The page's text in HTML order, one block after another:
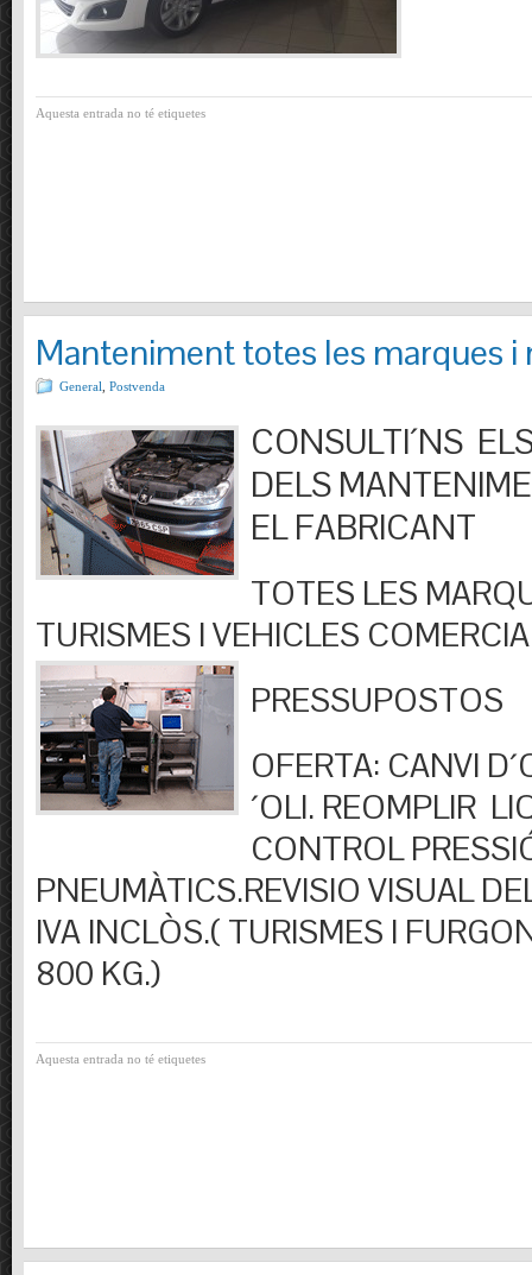
Aquesta entrada no té etiquetes
Manteniment totes les marques i
General Postvenda
CONSULTI´NS
DELS
EL FABRICANT
TOTES LES
TURISMES I VEHICLES
PRESSUPOSTOS
OFERTA: CANVI
´OLI. REOMPLIR
CONTROL
PNEUMÀTICS.REVISIO VISUAL
IVA INCLÒS.( TURISMES I
800 KG.)
Aquesta entrada no té etiquetes